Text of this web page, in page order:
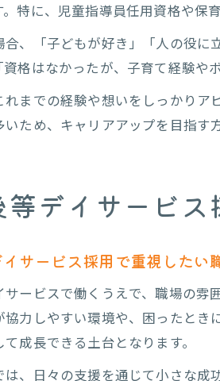
特に、児童指導員任用資格や保
合、「子どもが好き」「人の役
格はなかったが、子育て経験や
れまでの経験や想いをしっかりア
ため、キャリアアップを目指す
等デイサービ
サービス採用で重視したい
サービスで働くうえで、職場の雰
協力しやすい環境や、困ったとき
成長できる土台となります。
は、日々の支援を通じて小さな